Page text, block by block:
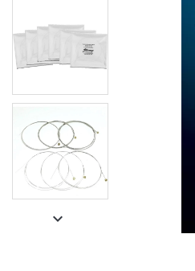
